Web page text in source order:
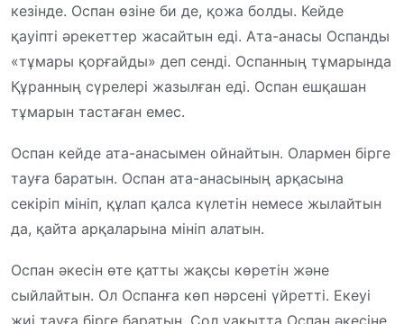
кезінде. Оспан өзіне би де, қожа болды. Кейде
қауіпті әрекеттер жасайтын еді. Ата-анасы Оспанды
«тұмары қорғайды» деп сенді. Оспанның тұмарында
Құранның сүрелері жазылған еді. Оспан ешқашан
тұмарын тастаған емес.
Оспан кейде ата-анасымен ойнайтын. Олармен бірге
тауға баратын. Оспан ата-анасының арқасына
секіріп мініп, құлап қалса күлетін немесе жылайтын
да, қайта арқаларына мініп алатын.
Оспан әкесін өте қатты жақсы көретін және
сыйлайтын. Ол Оспанға көп нәрсені үйретті. Екеуі
жиі тауға бірге баратын. Сол уақытта Оспан әкесіне